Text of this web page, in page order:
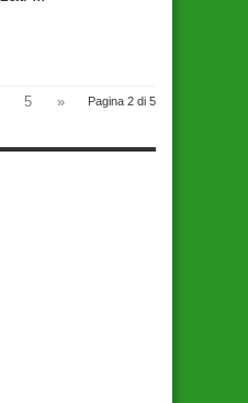
Pagina 2 di 5
5 »